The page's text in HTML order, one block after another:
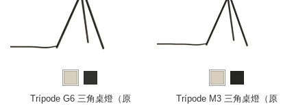
Trípode G6 三角桌燈（原
Trípode M3 三角桌燈（原